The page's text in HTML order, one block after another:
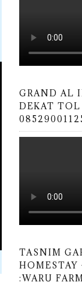
GRAND AL
DEKAT TOL
TASNIM
HOMESTAY
:WARU